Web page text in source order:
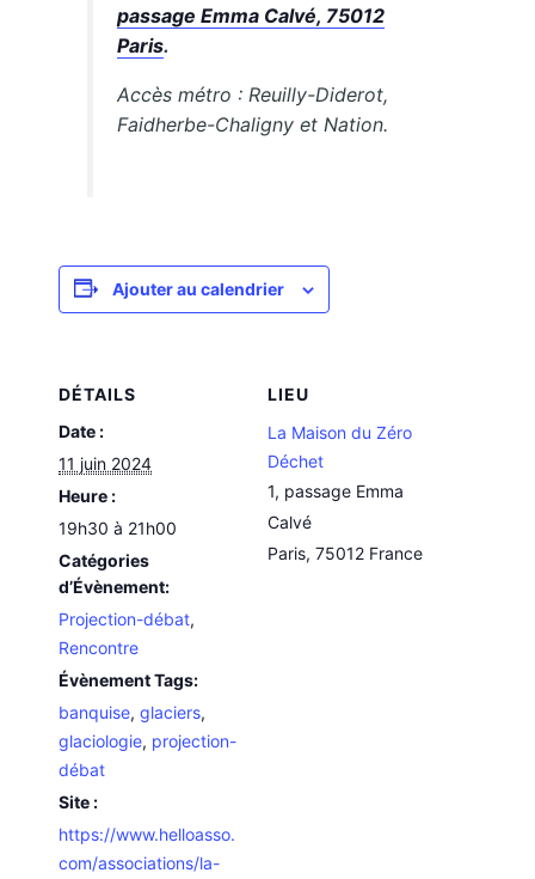
passage Emma Calvé, 75012
Paris.
Accès métro : Reuilly-Diderot,
Faidherbe-Chaligny et Nation.
Ajouter au calendrier
DÉTAILS
Date :
11 juin 2024
Heure :
19h30 à 21h00
Catégories
d’Évènement:
Projection-débat,
Rencontre
Évènement Tags:
banquise,glaciers,
glaciologie, projection-
débat
Site :
https://www.helloasso.
com/associations/la-
LIEU
La Maison du Zéro
Déchet
1, passage Emma
Calvé
Paris, 75012 France